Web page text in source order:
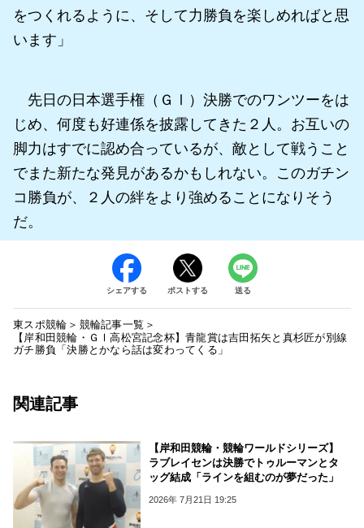
をつくれるように、そして力勝負を楽しめればと思
います」
先日の日本選手権（ＧⅠ）決勝でのワンツーをは
じめ、何度も好連係を披露してきた２人。お互いの
脚力はすでに認め合っているが、敵として戦うこと
でまた新たな発見があるかもしれない。このガチン
コ勝負が、２人の絆をより強めることになりそう
だ。
シェアする ポストする 送る
東スポ競輪
競輪記事一覧
【岸和田競輪・ＧⅠ高松宮記念杯】青龍賞は吉田拓矢と真杉匠が別線
ガチ勝負「決勝とかなら話は変わってくる」
関連記事
【岸和田競輪・競輪ワールドシリーズ】
ラブレイセンは決勝でトゥルーマンとタ
ッグ結成「ラインを組むのが夢だった」
2026年 7月21日 19:25